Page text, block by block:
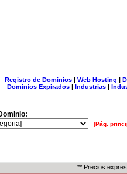
Registro de Dominios| Web Hosting |
Dominios Expirados | Industrias |
[Pág.
** Precios